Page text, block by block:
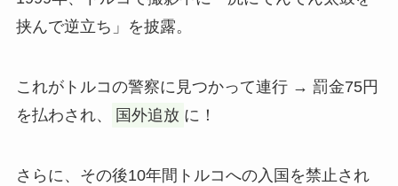
挟んで逆立ち」を披露。
これがトルコの警察に見つかって連行 → 罰金75円
を払わされ、
国外追放 に！
さらに、その後10年間トルコへの入国を禁止され